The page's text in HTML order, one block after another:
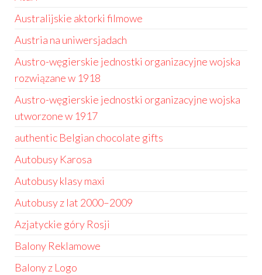
Australijskie aktorki filmowe
Austria na uniwersjadach
Austro-węgierskie jednostki organizacyjne wojska
rozwiązane w 1918
Austro-węgierskie jednostki organizacyjne wojska
utworzone w 1917
authentic Belgian chocolate gifts
Autobusy Karosa
Autobusy klasy maxi
Autobusy z lat 2000–2009
Azjatyckie góry Rosji
Balony Reklamowe
Balony z Logo